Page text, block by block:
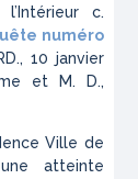
c.
numéro
10 janvier
et M. D.,
Ville de
atteinte